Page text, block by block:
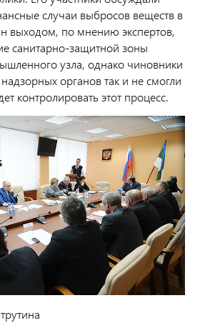
случаи выбросов веществ в
выходом, по мнению экспертов,
санитарно-защитной зоны
узла, однако чиновники
органов так и не смогли
контролировать этот процесс.